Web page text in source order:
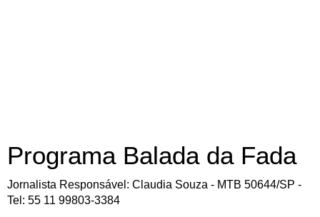
Programa Balada da Fada
Jornalista Responsável: Claudia Souza - MTB 50644/SP -
Tel: 55 11 99803-3384